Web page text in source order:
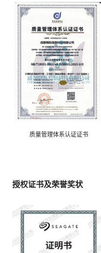
质量管理体系认证证书
授权证书及荣誉奖状